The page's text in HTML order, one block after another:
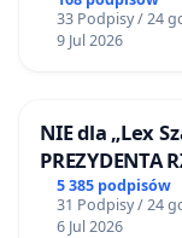
33 Podpisy / 24
9 Jul 2026
NIE dla „Lex
PREZYDENTA
5 385 podpisów
31 Podpisy / 24
6 Jul 2026